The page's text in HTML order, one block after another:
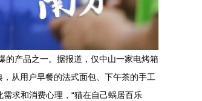
的产品之一。据报道，仅中山一家电烤箱
从用户早餐的法式面包、下午茶的手工
求和消费心理，“猫在自己蜗居百乐